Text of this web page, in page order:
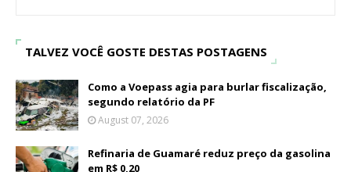
TALVEZ VOCÊ GOSTE DESTAS POSTAGENS
Como a Voepass agia para burlar fiscalização,
segundo relatório da PF
August 07, 2026
Refinaria de Guamaré reduz preço da gasolina
em R$ 0,20